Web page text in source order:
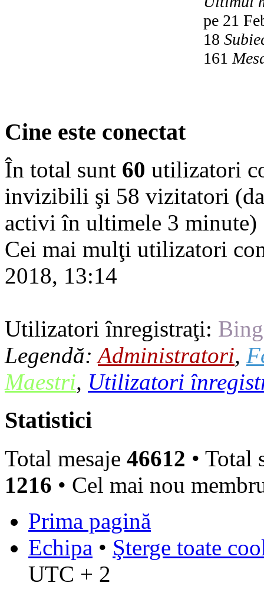
pe 21
18
161
Cine este conectat
În total sunt 60 utilizatori
invizibili şi 58 vizitatori
activi în ultimele 3 minute)
Cei mai mulţi utilizatori
2018, 13:14
Utilizatori înregistraţi:
Legendă:Administratori,
Maestri, Utilizatori
Statistici
Total mesaje 46612 • Total
1216 • Cel mai nou
Prima pagină
Echipa • Şterge toate
UTC + 2